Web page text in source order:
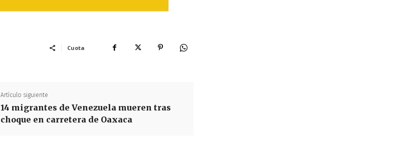
Cuota
Artículo siguiente
14 migrantes de Venezuela mueren tras
choque en carretera de Oaxaca